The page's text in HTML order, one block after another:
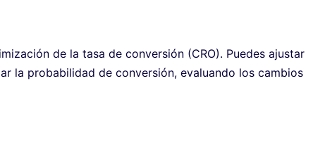
de la tasa de conversión (CRO). Puedes ajustar
la probabilidad de conversión, evaluando los cambios